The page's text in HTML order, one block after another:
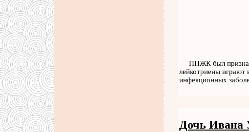
ПНЖК был признан
лейкотриены играют
инфекционных
Дочь Ивана